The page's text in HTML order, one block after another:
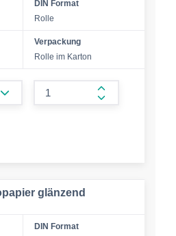
DIN Format
Rolle
Verpackung
Rolle im Karton
form.increase-
glänzend
DIN Format